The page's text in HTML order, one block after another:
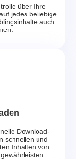
über Ihre
jedes beliebige
auch
Download-
schnellen und
Inhalten von